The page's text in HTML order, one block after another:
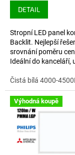
DETAIL
Stropní LED panel
Backlit. Nejlepší
srovnání poměru
Ideální do kanceláří,
Čistá bílá 4000-
Výhodná koupě